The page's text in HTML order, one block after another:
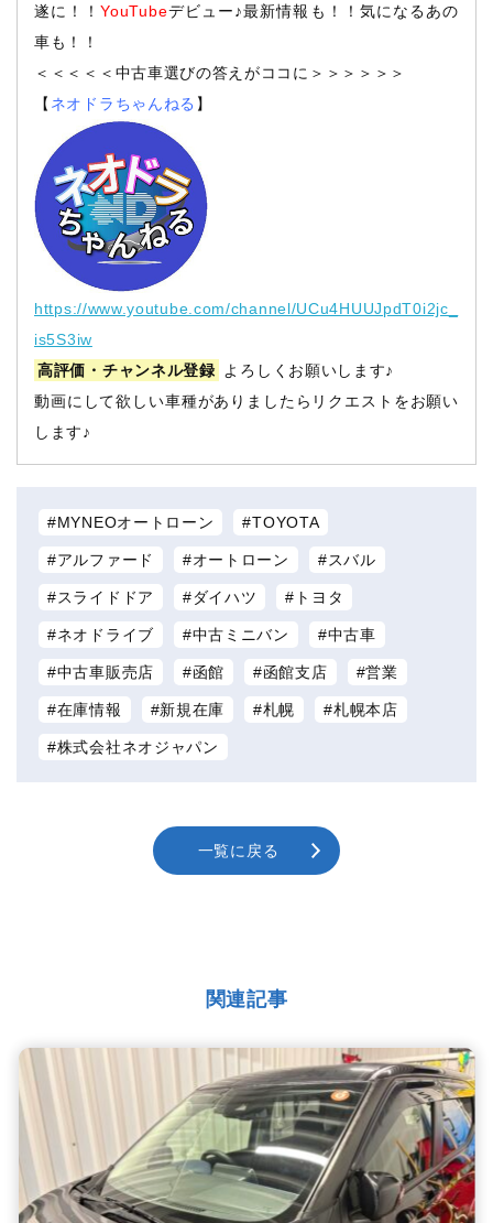
遂に！！YouTubeデビュー♪最新情報も！！気になるあの
車も！！
＜＜＜＜＜中古車選びの答えがココに＞＞＞＞＞＞
【 ネオドラちゃんねる 】
https://www.youtube.com/channel/UCu4HUUJpdT0i2jc_
is5S3iw
高評価・チャンネル登録
よろしくお願いします♪
動画にして欲しい車種がありましたらリクエストをお願い
します♪
MYNEOオートローン TOYOTA
アルファード オートローン スバル
スライドドア ダイハツ トヨタ
ネオドライブ 中古ミニバン 中古車
中古車販売店 函館 函館支店 営業
在庫情報 新規在庫 札幌 札幌本店
株式会社ネオジャパン
一覧に戻る
関連記事